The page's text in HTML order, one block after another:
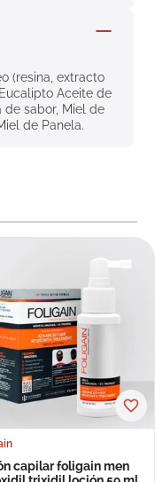
(resina, extracto
Aceite de
de sabor, Miel de
de Panela.
capilar foligain men